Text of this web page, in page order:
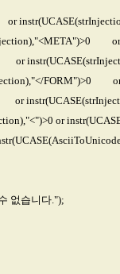
or
FORM")>0 or
or
없습니다.");